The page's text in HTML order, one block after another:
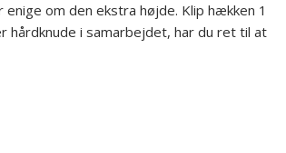
om den ekstra højde. Klip hækken 1
hårdknude i samarbejdet, har du ret til at